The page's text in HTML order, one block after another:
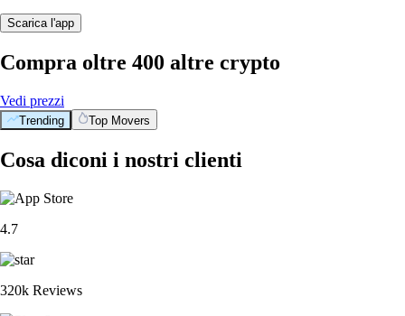
Scarica l'app
Compra oltre 400 altre crypto
Vedi prezzi
Trending Top Movers
Cosa diconi i nostri clienti
4.7
320k Reviews